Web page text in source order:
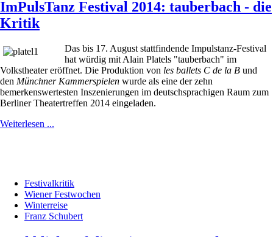
ImPulsTanz Festival 2014: tauberbach - die
Kritik
Das bis 17. August stattfindende Impulstanz-Festival
hat würdig mit Alain Platels "tauberbach" im
Volkstheater eröffnet. Die Produktion von les ballets C de la B und
den Münchner Kammerspielen wurde als eine der zehn
bemerkenswertesten Inszenierungen im deutschsprachigen Raum zum
Berliner Theatertreffen 2014 eingeladen.
Weiterlesen ...
Festivalkritik
Wiener Festwochen
Winterreise
Franz Schubert